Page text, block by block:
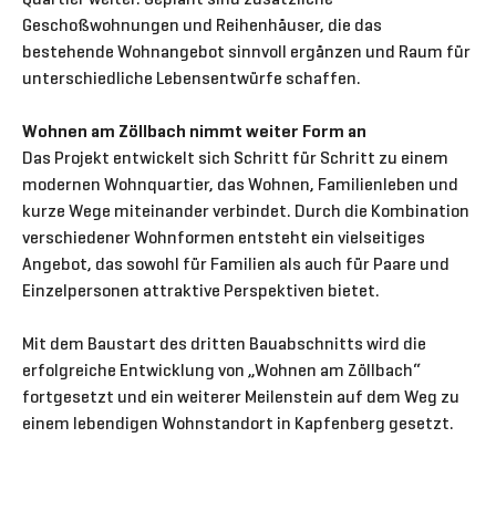
Geschoßwohnungen und Reihenhäuser, die das
bestehende Wohnangebot sinnvoll ergänzen und Raum für
unterschiedliche Lebensentwürfe schaffen.
Wohnen am Zöllbach nimmt weiter Form an
Das Projekt entwickelt sich Schritt für Schritt zu einem
modernen Wohnquartier, das Wohnen, Familienleben und
kurze Wege miteinander verbindet. Durch die Kombination
verschiedener Wohnformen entsteht ein vielseitiges
Angebot, das sowohl für Familien als auch für Paare und
Einzelpersonen attraktive Perspektiven bietet.
Mit dem Baustart des dritten Bauabschnitts wird die
erfolgreiche Entwicklung von „Wohnen am Zöllbach“
fortgesetzt und ein weiterer Meilenstein auf dem Weg zu
einem lebendigen Wohnstandort in Kapfenberg gesetzt.